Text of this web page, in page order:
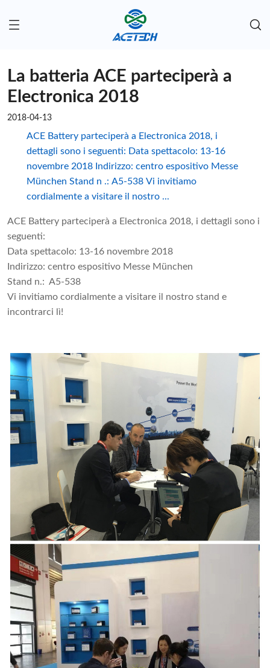
La batteria ACE parteciperà a
Electronica 2018
2018-04-13
ACE Battery parteciperà a Electronica 2018, i
dettagli sono i seguenti: Data spettacolo: 13-16
novembre 2018 Indirizzo: centro espositivo Messe
München Stand n .: A5-538 Vi invitiamo
cordialmente a visitare il nostro ...
ACE Battery parteciperà a Electronica 2018, i dettagli sono i
seguenti:
Data spettacolo: 13-16 novembre 2018
Indirizzo: centro espositivo Messe München
Stand n.: A5-538
Vi invitiamo cordialmente a visitare il nostro stand e
incontrarci lì!